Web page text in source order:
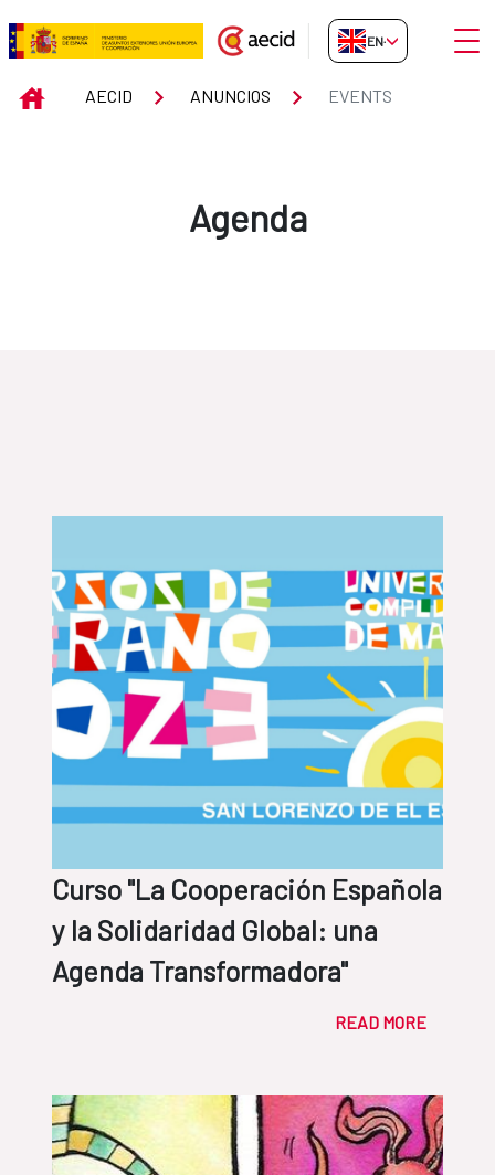
Skip to Main Content
Events
EN-GB
INICIOAECID ANUNCIOS EVENTS
Agenda
Curso "La Cooperación Española
y la Solidaridad Global: una
Agenda Transformadora"
READ MORE